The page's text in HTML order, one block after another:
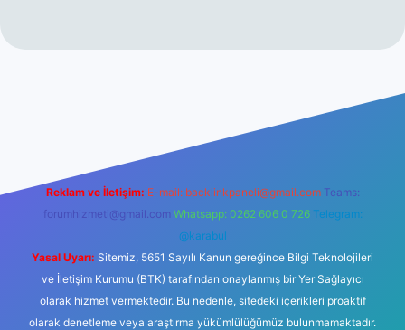
Reklam ve İletişim: E-mail: backlinkpaneli@gmail.com Teams:
forumhizmeti@gmail.com Whatsapp: 0262 606 0 726 Telegram:
@karabul
Yasal Uyarı: Sitemiz, 5651 Sayılı Kanun gereğince Bilgi Teknolojileri
ve İletişim Kurumu (BTK) tarafından onaylanmış bir Yer Sağlayıcı
olarak hizmet vermektedir. Bu nedenle, sitedeki içerikleri proaktif
olarak denetleme veya araştırma yükümlülüğümüz bulunmamaktadır.